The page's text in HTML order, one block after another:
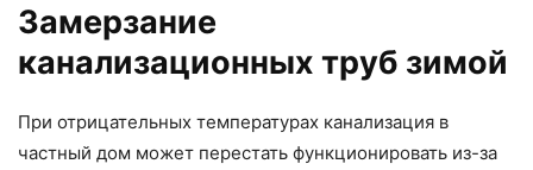
Замерзание
канализационных труб зимой
При отрицательных температурах канализация в
частный дом может перестать функционировать из-за